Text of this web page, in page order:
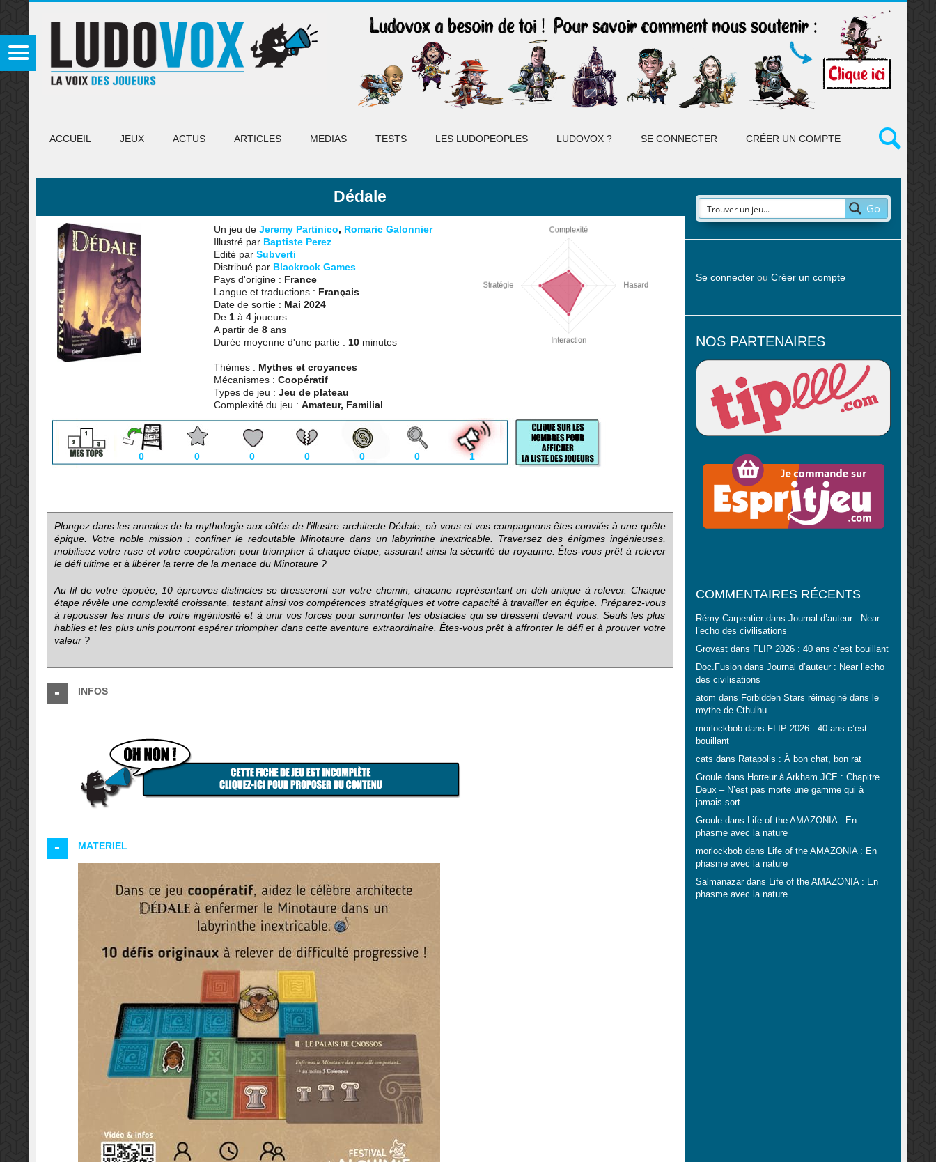
ACCUEIL JEUX ACTUS ARTICLES MEDIAS TESTS LES LUDOPEOPLES LUDOVOX ? SE CONNECTER CRÉER UN COMPTE
Dédale
Un jeu de Jeremy Partinico, Romaric Galonnier
Illustré par Baptiste Perez
Edité par Subverti
Distribué par Blackrock Games
Pays d'origine : France
Langue et traductions : Français
Date de sortie : Mai 2024
De 1à 4joueurs
A partir de 8ans
Durée moyenne d'une partie : 10minutes
Thèmes : Mythes et croyances
Mécanismes : Coopératif
Types de jeu : Jeu de plateau
Complexité du jeu : Amateur, Familial
0 0 0 0 0 0 1
Plongez dans les annales de la mythologie aux côtés de l'illustre architecte Dédale, où vous et vos compagnons êtes conviés à une quête
épique. Votre noble mission : confiner le redoutable Minotaure dans un labyrinthe inextricable. Traversez des énigmes ingénieuses,
mobilisez votre ruse et votre coopération pour triompher à chaque étape, assurant ainsi la sécurité du royaume. Êtes-vous prêt à relever
le défi ultime et à libérer la terre de la menace du Minotaure ?
Au fil de votre épopée, 10 épreuves distinctes se dresseront sur votre chemin, chacune représentant un défi unique à relever. Chaque
étape révèle une complexité croissante, testant ainsi vos compétences stratégiques et votre capacité à travailler en équipe. Préparez-vous
à repousser les murs de votre ingéniosité et à unir vos forces pour surmonter les obstacles qui se dressent devant vous. Seuls les plus
habiles et les plus unis pourront espérer triompher dans cette aventure extraordinaire. Êtes-vous prêt à affronter le défi et à prouver votre
valeur ?
INFOS
MATERIEL
Go
Se connecterou Créer un compte
NOS PARTENAIRES
COMMENTAIRES RÉCENTS
Rémy Carpentierdans Journal d’auteur : Near
l’echo des civilisations
Grovastdans FLIP 2026 : 40 ans c’est bouillant
Doc.Fusiondans Journal d’auteur : Near l’echo
des civilisations
atom dans Forbidden Stars réimaginé dans le
mythe de Cthulhu
morlockbobdans FLIP 2026 : 40 ans c’est
bouillant
cats dans Ratapolis : À bon chat, bon rat
Grouledans Horreur à Arkham JCE : Chapitre
Deux – N’est pas morte une gamme qui à
jamais sort
Grouledans Life of the AMAZONIA : En
phasme avec la nature
morlockbobdans Life of the AMAZONIA : En
phasme avec la nature
Salmanazardans Life of the AMAZONIA : En
phasme avec la nature